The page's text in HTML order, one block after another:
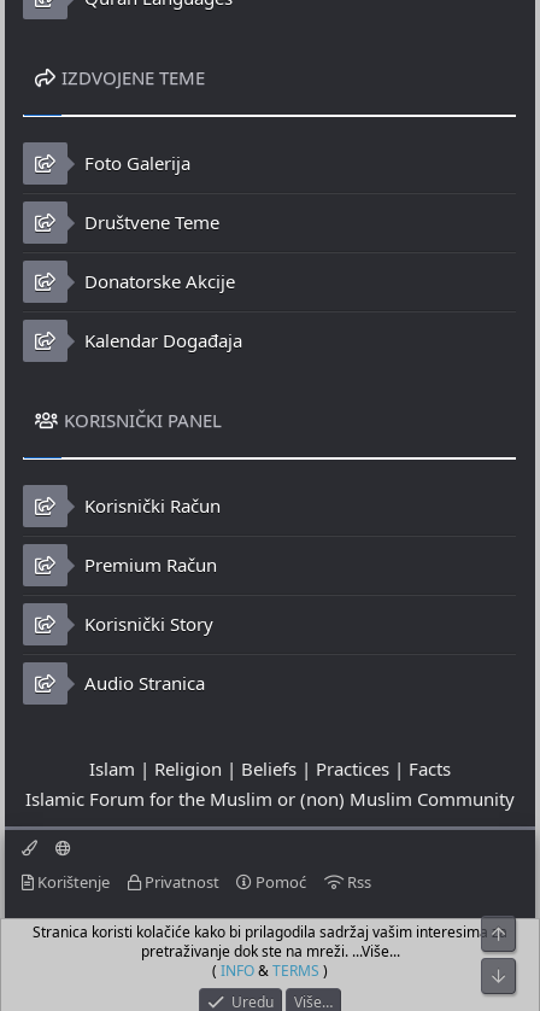
IZDVOJENE TEME
Foto Galerija
Društvene Teme
Donatorske Akcije
Kalendar Događaja
KORISNIČKI PANEL
Korisnički Račun
Premium Račun
Korisnički Story
Audio Stranica
Islam | Religion | Beliefs | Practices | Facts
Islamic Forum for the Muslim or (non) Muslim Community
Korištenje Privatnost Pomoć Rss
© 2023 - 07-08-2026
© Islamic Community Platform ®
Stranica koristi kolačiće kako bi prilagodila sadržaj vašim interesima za
pretraživanje dok ste na mreži. ...Više...
( INFO&TERMS )
Uredu
Više…
Top